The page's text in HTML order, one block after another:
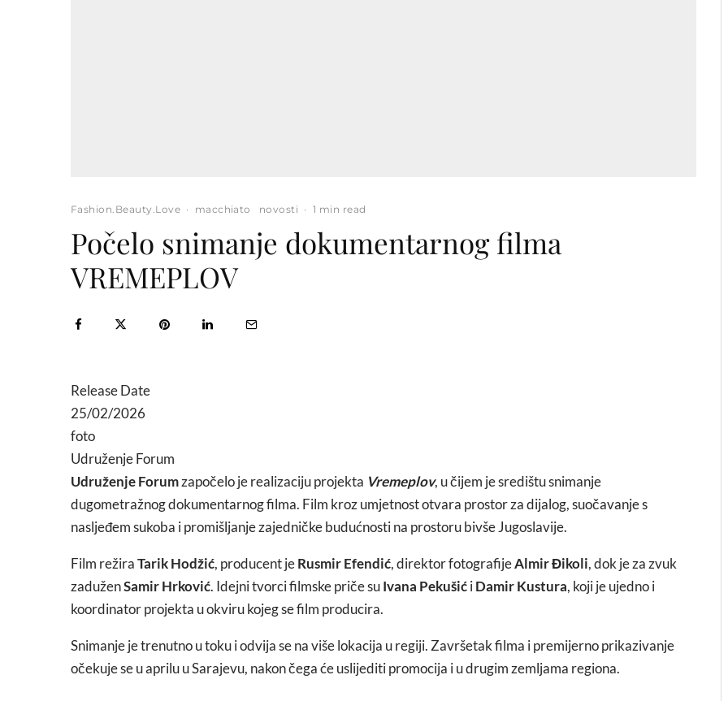
Fashion.Beauty.Love · macchiato novosti · 1 min read
Počelo snimanje dokumentarnog filma
VREMEPLOV
Release Date
25/02/2026
foto
Udruženje Forum
Udruženje Forumzapočelo je realizaciju projekta Vremeplov, u čijem je središtu snimanje
dugometražnog dokumentarnog filma. Film kroz umjetnost otvara prostor za dijalog, suočavanje s
nasljeđem sukoba i promišljanje zajedničke budućnosti na prostoru bivše Jugoslavije.
Film režiraTarik Hodžić, producent jeRusmir Efendić, direktor fotografijeAlmir Đikoli, dok je za zvuk
zaduženSamir Hrković. Idejni tvorci filmske priče suIvana PekušićiDamir Kustura, koji je ujedno i
koordinator projekta u okviru kojeg se film producira.
Snimanje je trenutno u toku i odvija se na više lokacija u regiji. Završetak filma i premijerno prikazivanje
očekuje se u aprilu u Sarajevu, nakon čega će uslijediti promocija i u drugim zemljama regiona.